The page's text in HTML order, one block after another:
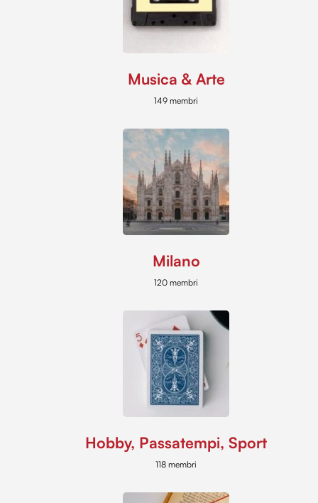
Musica & Arte
149 membri
Milano
120 membri
Hobby, Passatempi, Sport
118 membri